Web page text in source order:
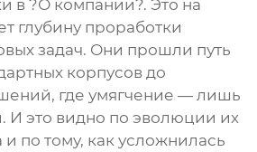
в ?О компании?. Это на
глубину проработки
задач. Они прошли путь
корпусов до
где умягчение — лишь
И это видно по эволюции их
по тому, как усложнилась